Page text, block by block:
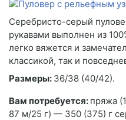
Серебристо-серый
рукавами выполнен из
легко вяжется и
классикой, так и
Размеры: 36/38 (40/42).
Вам потребуется: пряжа
87 м/25 г) — 350 (375) г